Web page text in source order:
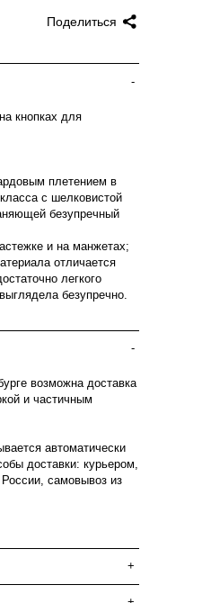
Поделиться
-
кнопках для
плетением в
с шелковистой
безупречный
и на манжетах;
отличается
легкого
безупречно.
-
возможна доставка
и частичным
автоматически
доставки: курьером,
самовывоз из
+